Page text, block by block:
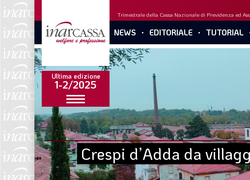
Ultima edizione
1-2/2025
Trimestrale della Cassa Nazionale di Previdenza ed
NEWS EDITORIALE TUTORIAL
Crespi d’Adda da